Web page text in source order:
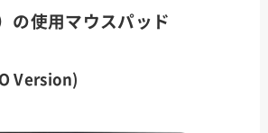
の使用マウスパッド
Version)